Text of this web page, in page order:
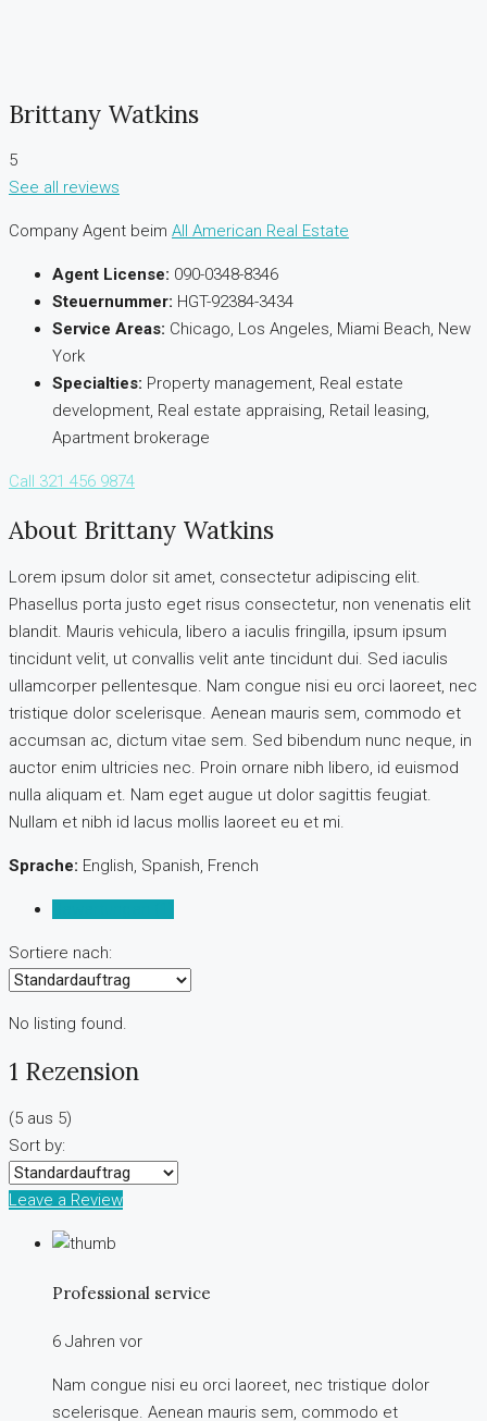
Brittany Watkins
5
See all reviews
Company Agent beim All American Real Estate
Agent License: 090-0348-8346
Steuernummer: HGT-92384-3434
Service Areas: Chicago, Los Angeles, Miami Beach, New
York
Specialties: Property management, Real estate
development, Real estate appraising, Retail leasing,
Apartment brokerage
Call 321 456 9874
About Brittany Watkins
Lorem ipsum dolor sit amet, consectetur adipiscing elit.
Phasellus porta justo eget risus consectetur, non venenatis elit
blandit. Mauris vehicula, libero a iaculis fringilla, ipsum ipsum
tincidunt velit, ut convallis velit ante tincidunt dui. Sed iaculis
ullamcorper pellentesque. Nam congue nisi eu orci laoreet, nec
tristique dolor scelerisque. Aenean mauris sem, commodo et
accumsan ac, dictum vitae sem. Sed bibendum nunc neque, in
auctor enim ultricies nec. Proin ornare nibh libero, id euismod
nulla aliquam et. Nam eget augue ut dolor sagittis feugiat.
Nullam et nibh id lacus mollis laoreet eu et mi.
Sprache: English, Spanish, French
Sortiere nach:
No listing found.
1 Rezension
(5 aus 5)
Sort by:
Leave a Review
Professional service
6 Jahren vor
Nam congue nisi eu orci laoreet, nec tristique dolor
scelerisque. Aenean mauris sem, commodo et